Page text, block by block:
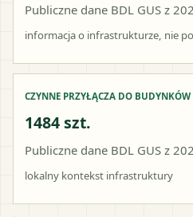
Publiczne dane BDL GUS z
informacja o infrastrukturze, nie
CZYNNE PRZYŁĄCZA DO BUDYNKÓW
1484 szt.
Publiczne dane BDL GUS z
lokalny kontekst infrastruktury